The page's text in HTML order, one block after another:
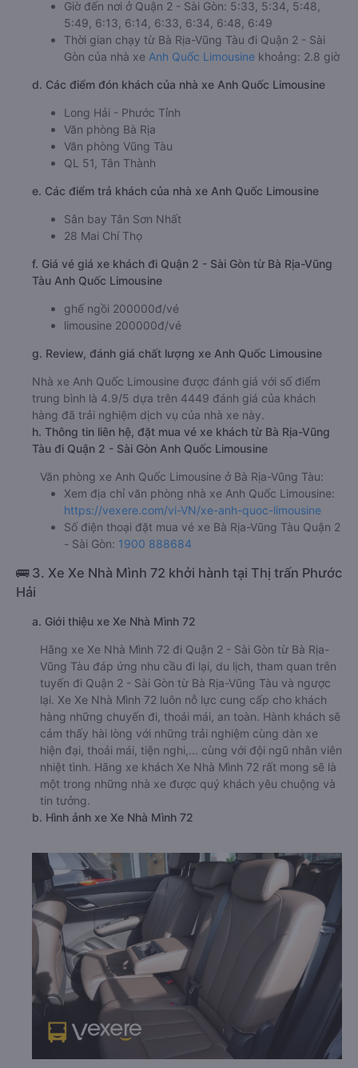
Giờ đến nơi ở Quận 2 - Sài Gòn: 5:33, 5:34, 5:48,
5:49, 6:13, 6:14, 6:33, 6:34, 6:48, 6:49
Thời gian chạy từ Bà Rịa-Vũng Tàu đi Quận 2 - Sài
Gòn của nhà xe Anh Quốc Limousine khoảng: 2.8 giờ
d. Các điểm đón khách của nhà xe Anh Quốc Limousine
Long Hải - Phước Tỉnh
Văn phòng Bà Rịa
Văn phòng Vũng Tàu
QL 51, Tân Thành
e. Các điểm trả khách của nhà xe Anh Quốc Limousine
Sân bay Tân Sơn Nhất
28 Mai Chí Thọ
f. Giá vé giá xe khách đi Quận 2 - Sài Gòn từ Bà Rịa-Vũng
Tàu Anh Quốc Limousine
ghế ngồi 200000đ/vé
limousine 200000đ/vé
g. Review, đánh giá chất lượng xe Anh Quốc Limousine
Nhà xe Anh Quốc Limousine được đánh giá với số điểm
trung bình là 4.9/5 dựa trên 4449 đánh giá của khách
hàng đã trải nghiệm dịch vụ của nhà xe này.
h. Thông tin liên hệ, đặt mua vé xe khách từ Bà Rịa-Vũng
Tàu đi Quận 2 - Sài Gòn Anh Quốc Limousine
Văn phòng xe Anh Quốc Limousine ở Bà Rịa-Vũng Tàu:
Xem địa chỉ văn phòng nhà xe Anh Quốc Limousine:
https://vexere.com/vi-VN/xe-anh-quoc-limousine
Số điện thoại đặt mua vé xe Bà Rịa-Vũng Tàu Quận 2
- Sài Gòn: 1900 888684
🚌 3. Xe Xe Nhà Mình 72 khởi hành tại Thị trấn Phước
Hải
a. Giới thiệu xe Xe Nhà Mình 72
Hãng xe Xe Nhà Mình 72 đi Quận 2 - Sài Gòn từ Bà Rịa-
Vũng Tàu đáp ứng nhu cầu đi lại, du lịch, tham quan trên
tuyến đi Quận 2 - Sài Gòn từ Bà Rịa-Vũng Tàu và ngược
lại. Xe Xe Nhà Mình 72 luôn nỗ lực cung cấp cho khách
hàng những chuyến đi, thoải mái, an toàn. Hành khách sẽ
cảm thấy hài lòng với những trải nghiệm cùng dàn xe
hiện đại, thoải mái, tiện nghi,... cùng với đội ngũ nhân viên
nhiệt tình. Hãng xe khách Xe Nhà Mình 72 rất mong sẽ là
một trong những nhà xe được quý khách yêu chuộng và
tin tưởng.
b. Hình ảnh xe Xe Nhà Mình 72